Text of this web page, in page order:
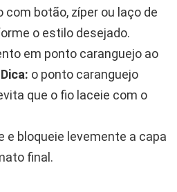
botão, zíper ou laço de
o estilo desejado.
em ponto caranguejo ao
Dica: o ponto caranguejo
que o fio laceie com o
e bloqueie levemente a capa
final.